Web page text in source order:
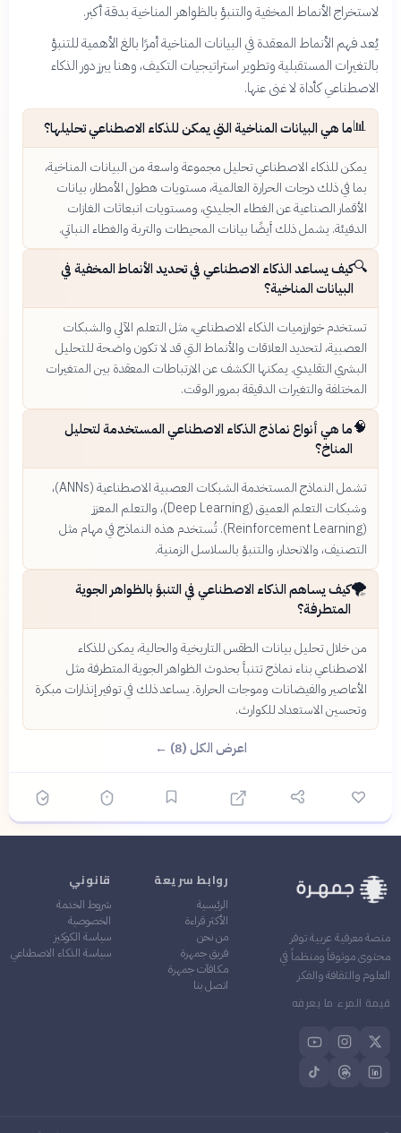
لاستخراج الأنماط المخفية والتنبؤ بالظواهر المناخية بدقة أكبر.
يُعد فهم الأنماط المعقدة في البيانات المناخية أمرًا بالغ الأهمية للتنبؤ
بالتغيرات المستقبلية وتطوير استراتيجيات التكيف، وهنا يبرز دور الذكاء
الاصطناعي كأداة لا غنى عنها.
📊ما هي البيانات المناخية التي يمكن للذكاء الاصطناعي تحليلها؟
يمكن للذكاء الاصطناعي تحليل مجموعة واسعة من البيانات المناخية،
بما في ذلك درجات الحرارة العالمية، مستويات هطول الأمطار، بيانات
الأقمار الصناعية عن الغطاء الجليدي، ومستويات انبعاثات الغازات
الدفيئة. يشمل ذلك أيضًا بيانات المحيطات والتربة والغطاء النباتي.
🔍كيف يساعد الذكاء الاصطناعي في تحديد الأنماط المخفية في
البيانات المناخية؟
تستخدم خوارزميات الذكاء الاصطناعي، مثل التعلم الآلي والشبكات
العصبية، لتحديد العلاقات والأنماط التي قد لا تكون واضحة للتحليل
البشري التقليدي. يمكنها الكشف عن الارتباطات المعقدة بين المتغيرات
المختلفة والتغيرات الدقيقة بمرور الوقت.
🧠ما هي أنواع نماذج الذكاء الاصطناعي المستخدمة لتحليل
المناخ؟
تشمل النماذج المستخدمة الشبكات العصبية الاصطناعية (ANNs)،
وشبكات التعلم العميق (Deep Learning)، والتعلم المعزز
(Reinforcement Learning). تُستخدم هذه النماذج في مهام مثل
التصنيف، والانحدار، والتنبؤ بالسلاسل الزمنية.
🌪️كيف يساهم الذكاء الاصطناعي في التنبؤ بالظواهر الجوية
المتطرفة؟
من خلال تحليل بيانات الطقس التاريخية والحالية، يمكن للذكاء
الاصطناعي بناء نماذج تتنبأ بحدوث الظواهر الجوية المتطرفة مثل
الأعاصير والفيضانات وموجات الحرارة. يساعد ذلك في توفير إنذارات مبكرة
وتحسين الاستعداد للكوارث.
اعرض الكل (8) ←
منصة معرفية عربية توفر
محتوى موثوقاً ومنظماً في
العلوم والثقافة والفكر
قيمة المرء ما يعرفه
روابط سريعة
الرئيسية
الأكثر قراءة
من نحن
فريق جمهرة
مكافآت جمهرة
اتصل بنا
قانوني
شروط الخدمة
الخصوصية
سياسة الكوكيز
سياسة الذكاء الاصطناعي